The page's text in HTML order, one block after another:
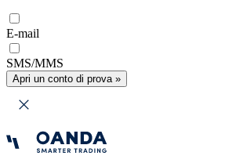
E-mail
SMS/MMS
Apri un conto di prova »